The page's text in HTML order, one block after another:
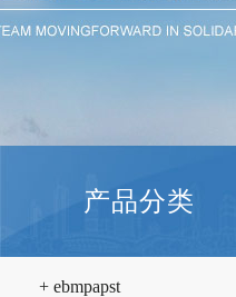
产品分类
+ ebmpapst